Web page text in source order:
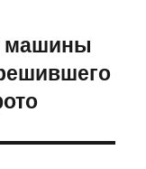
машины